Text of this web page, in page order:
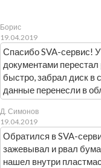
Борис
19.04.2019
Спасибо SVA-сервис!
документами
быстро, забрал диск в
данные перенесли в
Д. Симонов
19.04.2019
Обратился в SVA-
зажевывал и рвал
нашел внутри